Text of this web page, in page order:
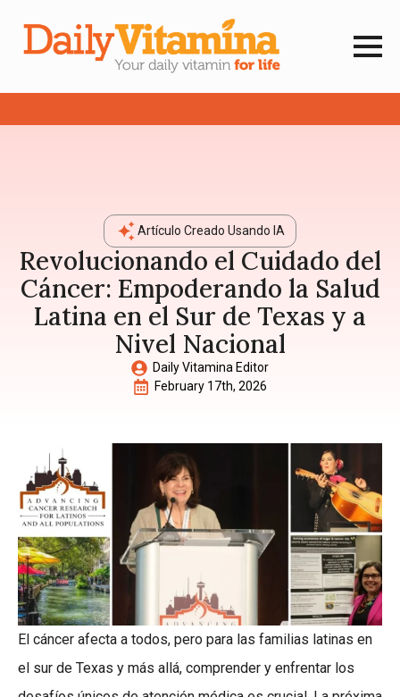
Artículo Creado Usando IA
Revolucionando el Cuidado del
Cáncer: Empoderando la Salud
Latina en el Sur de Texas y a
Nivel Nacional
Daily Vitamina Editor
February 17th, 2026
El cáncer afecta a todos, pero para las familias latinas en
el sur de Texas y más allá, comprender y enfrentar los